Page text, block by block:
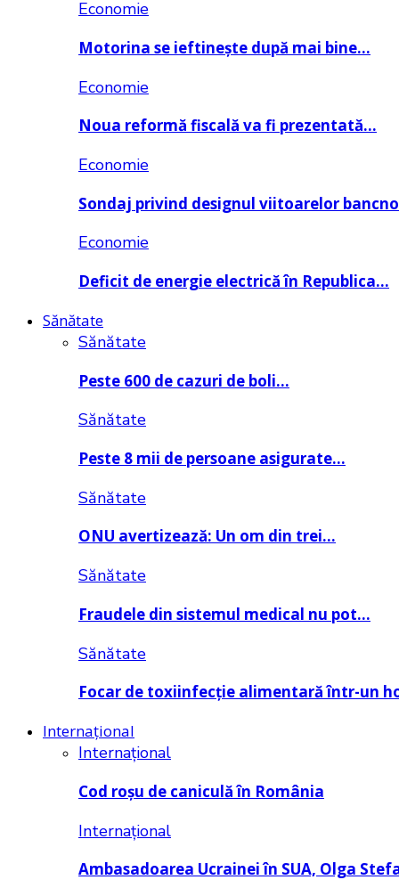
Economie
Motorina se ieftinește după mai bine…
Economie
Noua reformă fiscală va fi prezentată…
Economie
Sondaj privind designul viitoarelor
Economie
Deficit de energie electrică în Republica…
Sănătate
Sănătate
Peste 600 de cazuri de boli…
Sănătate
Peste 8 mii de persoane asigurate…
Sănătate
ONU avertizează: Un om din trei…
Sănătate
Fraudele din sistemul medical nu pot…
Sănătate
Focar de toxiinfecție alimentară într-un
Internațional
Internațional
Cod roșu de caniculă în România
Internațional
Ambasadoarea Ucrainei în SUA, Olga